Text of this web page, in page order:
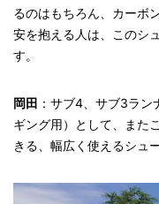
るのはもちろん、カーボ
安を抱える人は、このシ
す。
岡田 ：サブ4、サブ3ラン
ギング用）として、また
きる、幅広く使えるシュ